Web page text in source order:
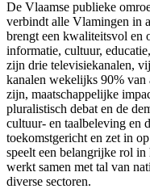
De Vlaamse publieke
verbindt alle Vlamingen in
brengt een kwaliteitsvol en
informatie, cultuur,
zijn drie televisiekanalen,
kanalen wekelijks 90%
zijn, maatschappelijke
pluralistisch debat en de
cultuur- en taalbeleving en
toekomstgericht en zet in
speelt een belangrijke rol in
werkt samen met tal van
diverse sectoren.